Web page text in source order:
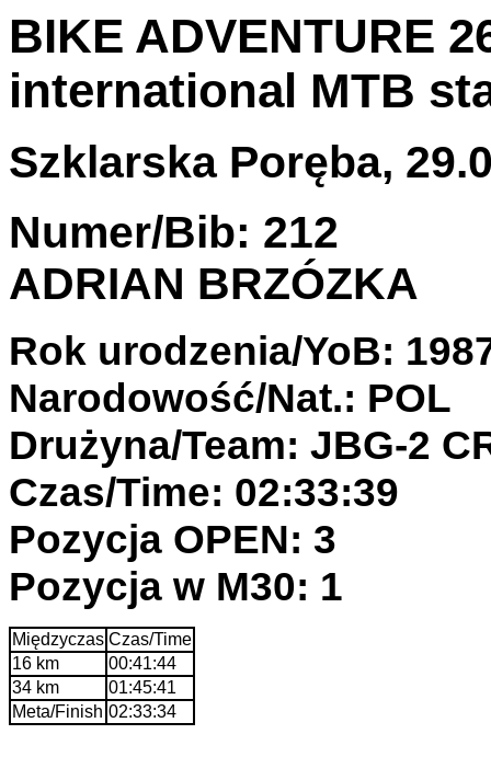
BIKE ADVENTURE
international MTB
Szklarska Poręba,
Numer/Bib: 212
ADRIAN BRZÓZKA
Rok urodzenia/YoB:
Narodowość/Nat.: POL
Drużyna/Team: JBG-2
Czas/Time: 02:33:39
Pozycja OPEN: 3
Pozycja w M30: 1
Międzyczas Czas/Time
16 km
00:41:44
34 km
01:45:41
Meta/Finish 02:33:34